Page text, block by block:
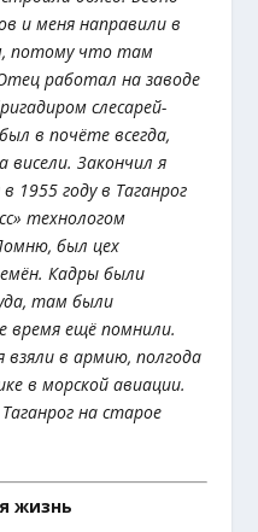
и меня направили в
потому что там
работал на заводе
слесарей-
в почёте всегда,
висели. Закончил я
1955 году в Таганрог
технологом
был цех
Кадры были
там были
время ещё помнили.
в армию, полгода
в морской авиации.
на старое
жизнь